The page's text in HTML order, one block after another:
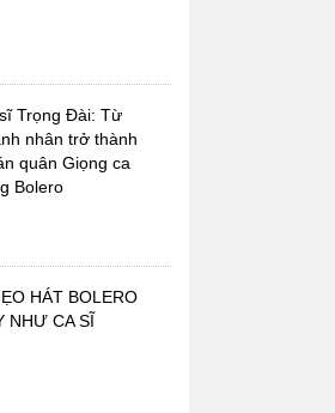
Trọng Đài: Từ
nhân trở thành
quân Giọng ca
Bolero
HÁT BOLERO
NHƯ CA SĨ